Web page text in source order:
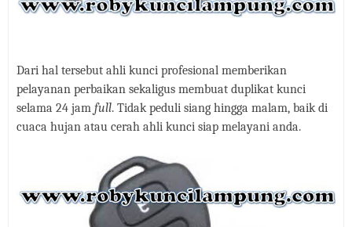
Dari hal tersebut ahli kunci profesional memberikan
pelayanan perbaikan sekaligus membuat duplikat kunci
selama 24 jam full. Tidak peduli siang hingga malam, baik di
cuaca hujan atau cerah ahli kunci siap melayani anda.